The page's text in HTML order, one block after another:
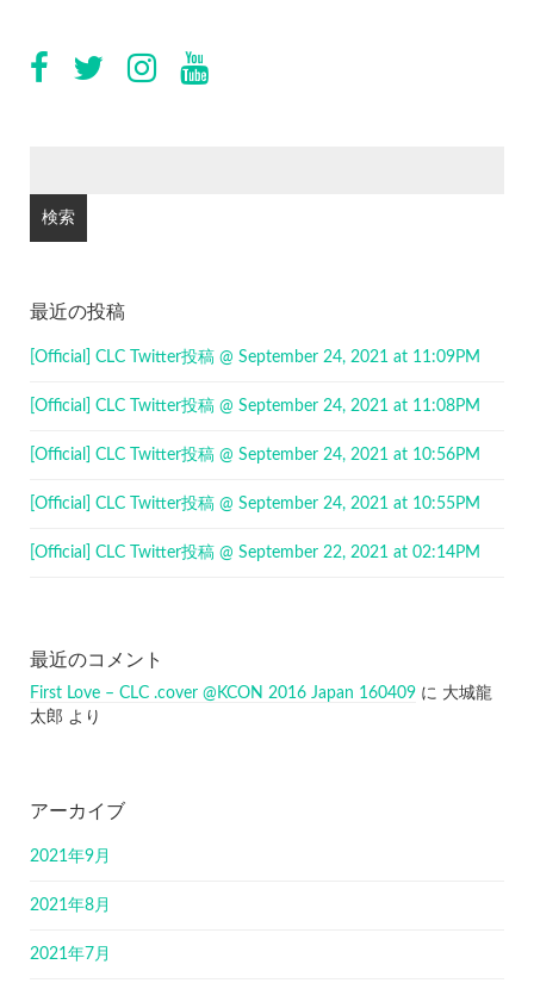
最近の投稿
[Official] CLC Twitter投稿 @ September 24, 2021 at 11:09PM
[Official] CLC Twitter投稿 @ September 24, 2021 at 11:08PM
[Official] CLC Twitter投稿 @ September 24, 2021 at 10:56PM
[Official] CLC Twitter投稿 @ September 24, 2021 at 10:55PM
[Official] CLC Twitter投稿 @ September 22, 2021 at 02:14PM
最近のコメント
First Love – CLC .cover @KCON 2016 Japan 160409 に 大城龍
太郎 より
アーカイブ
2021年9月
2021年8月
2021年7月